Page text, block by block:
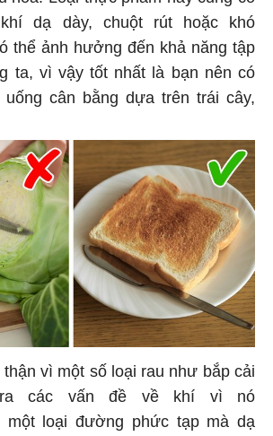
dạ dày, chuột rút hoặc khó
thể ảnh hưởng đến khả năng tập
ta, vì vậy tốt nhất là bạn nên có
cân bằng dựa trên trái cây,
vì một số loại rau như bắp cải
các vấn đề về khí vì nó
một loại đường phức tạp mà dạ